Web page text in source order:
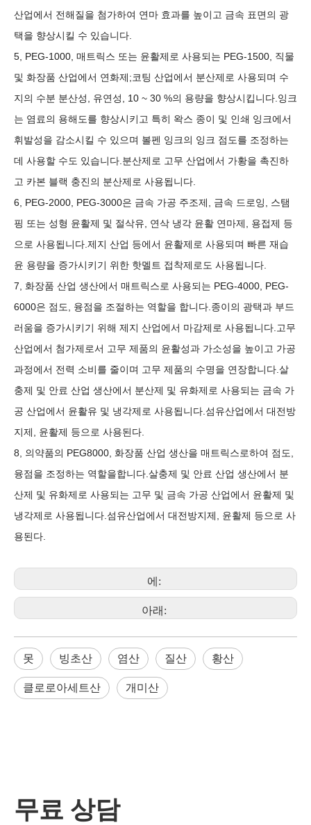
산업에서 전해질을 첨가하여 연마 효과를 높이고 금속 표면의 광
택을 향상시킬 수 있습니다.
5, PEG-1000, 매트릭스 또는 윤활제로 사용되는 PEG-1500, 직물
및 화장품 산업에서 연화제;코팅 산업에서 분산제로 사용되며 수
지의 수분 분산성, 유연성, 10 ~ 30 %의 용량을 향상시킵니다.잉크
는 염료의 용해도를 향상시키고 특히 왁스 종이 및 인쇄 잉크에서
휘발성을 감소시킬 수 있으며 볼펜 잉크의 잉크 점도를 조정하는
데 사용할 수도 있습니다.분산제로 고무 산업에서 가황을 촉진하
고 카본 블랙 충진의 분산제로 사용됩니다.
6, PEG-2000, PEG-3000은 금속 가공 주조제, 금속 드로잉, 스탬
핑 또는 성형 윤활제 및 절삭유, 연삭 냉각 윤활 연마제, 용접제 등
으로 사용됩니다.제지 산업 등에서 윤활제로 사용되며 빠른 재습
윤 용량을 증가시키기 위한 핫멜트 접착제로도 사용됩니다.
7, 화장품 산업 생산에서 매트릭스로 사용되는 PEG-4000, PEG-
6000은 점도, 융점을 조절하는 역할을 합니다.종이의 광택과 부드
러움을 증가시키기 위해 제지 산업에서 마감제로 사용됩니다.고무
산업에서 첨가제로서 고무 제품의 윤활성과 가소성을 높이고 가공
과정에서 전력 소비를 줄이며 고무 제품의 수명을 연장합니다.살
충제 및 안료 산업 생산에서 분산제 및 유화제로 ​​사용되는 금속 가
공 산업에서 윤활유 및 냉각제로 사용됩니다.섬유산업에서 대전방
지제, 윤활제 등으로 사용된다.
8, 의약품의 PEG8000, 화장품 산업 생산을 매트릭스로하여 점도,
융점을 조정하는 역할을합니다.살충제 및 안료 산업 생산에서 분
산제 및 유화제로 ​​사용되는 고무 및 금속 가공 산업에서 윤활제 및
냉각제로 사용됩니다.섬유산업에서 대전방지제, 윤활제 등으로 사
용된다.
에:
아래:
못 빙초산 염산 질산 황산
클로로아세트산 개미산
무료 상담